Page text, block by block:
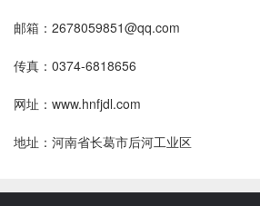
邮箱：2678059851@qq.com
传真：0374-6818656
网址：www.hnfjdl.com
地址：河南省长葛市后河工业区